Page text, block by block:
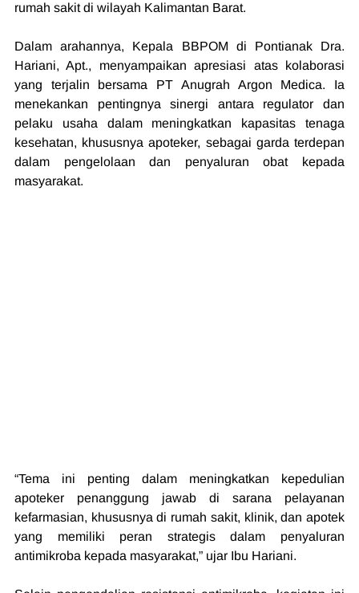
rumah sakit di wilayah Kalimantan Barat.
Dalam arahannya, Kepala BBPOM di Pontianak Dra.
Hariani, Apt., menyampaikan apresiasi atas kolaborasi
yang terjalin bersama PT Anugrah Argon Medica. Ia
menekankan pentingnya sinergi antara regulator dan
pelaku usaha dalam meningkatkan kapasitas tenaga
kesehatan, khususnya apoteker, sebagai garda terdepan
dalam pengelolaan dan penyaluran obat kepada
masyarakat.
“Tema ini penting dalam meningkatkan kepedulian
apoteker penanggung jawab di sarana pelayanan
kefarmasian, khususnya di rumah sakit, klinik, dan apotek
yang memiliki peran strategis dalam penyaluran
antimikroba kepada masyarakat,” ujar Ibu Hariani.